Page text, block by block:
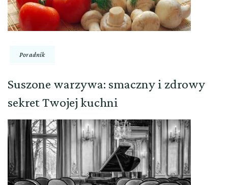
Poradnik
Suszone warzywa: smaczny i zdrowy
sekret Twojej kuchni